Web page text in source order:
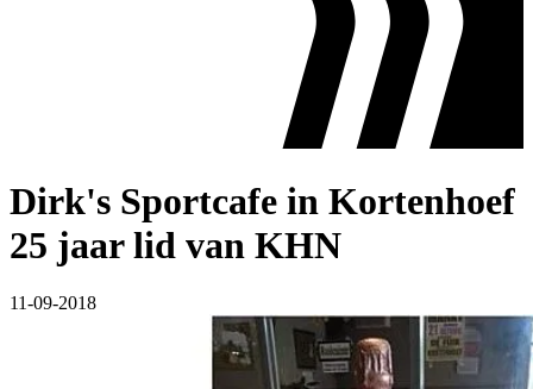
Dirk's Sportcafe in Kortenhoef
25 jaar lid van KHN
11-09-2018